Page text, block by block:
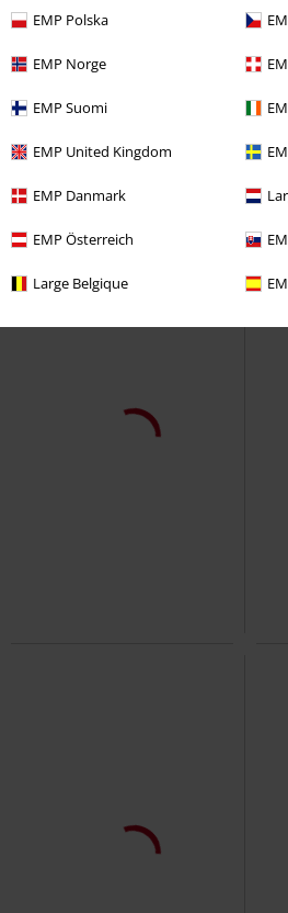
EMP Polska
EMP Norge
EMP Suomi
EMP United Kingdom
EMP Danmark
EMP Österreich
Large Belgique